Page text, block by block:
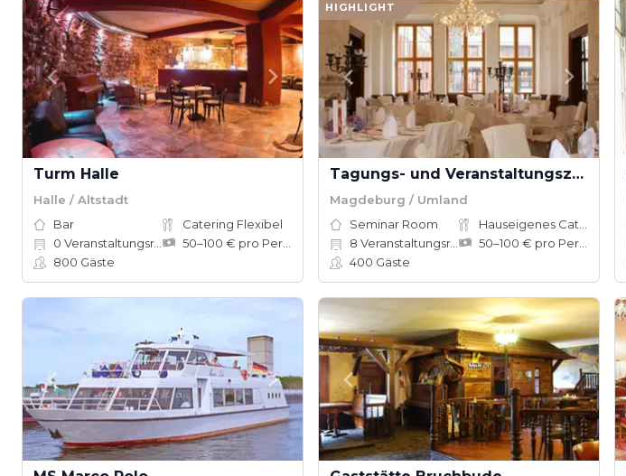
Turm Halle
Halle / Altstadt
Bar
Catering Flexibel
0 Veranstaltungsräume
800 Gäste
HIGHLIGHT
Tagungs- und Veranstaltungszentrum Palais Salfeldt
Magdeburg / Umland
Seminar Room
8 Veranstaltungsräume
400 Gäste